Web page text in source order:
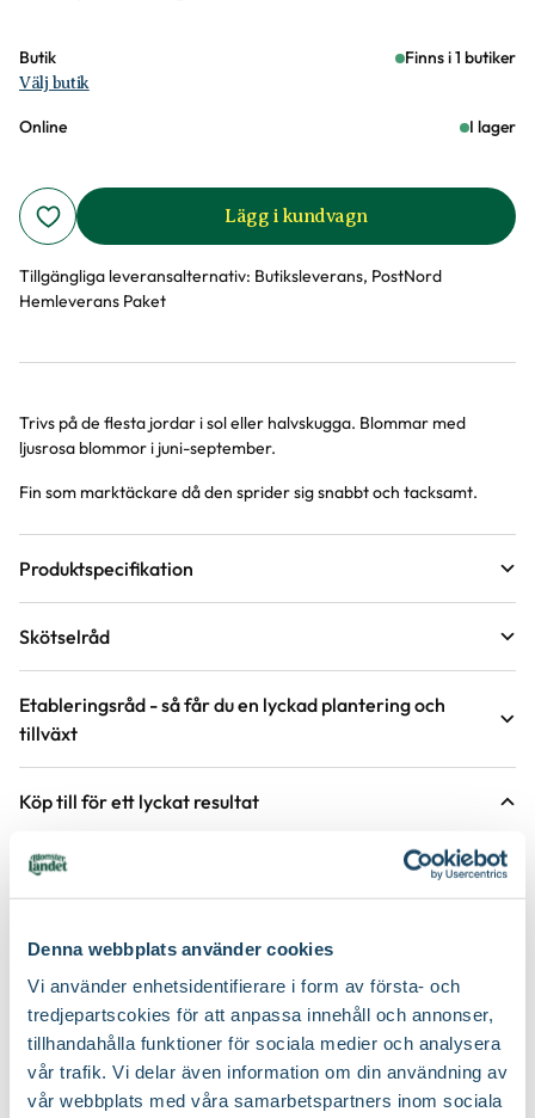
Denna webbplats använder cookies
Vi använder enhetsidentifierare i form av första- och
tredjepartscokies för att anpassa innehåll och annonser,
tillhandahålla funktioner för sociala medier och analysera
vår trafik. Vi delar även information om din användning av
vår webbplats med våra samarbetspartners inom sociala
Butik Finns i 1 butiker
Välj butik
Online I lager
Lägg i kundvagn
Tillgängliga leveransalternativ: Butiksleverans, PostNord
Hemleverans Paket
Produktinformation
Trivs på de flesta jordar i sol eller halvskugga. Blommar med
ljusrosa blommor i juni-september.
Fin som marktäckare då den sprider sig snabbt och tacksamt.
Produktspecifikation
Krukstorlek
Höjd på trädgårdsväxter
Växtsätt
Blomfärg Rosa
Bladfärg
Utmärkande egenskaper För pollinatörer, Lång blomningstid,
Lättskött
Certifiering Svenskt Sigill, Från Sverige Vad betyder märkningen?
Skötselråd
Läge Sol till halvskugga
Vad betyder övervintringsförmåga?
Antal per kvm 5 plantor
Jordmån Mullrik jord, Näringsrik jord, Väldränerad jord
Jordprodukter Planteringsjord
Beskärningssätt Beskär ner till marknivå
Beskärningstid På våren
Etableringsråd - så får du en lyckad plantering och
tillväxt
torra perioder.
Håll rabatten fri från ogräs för att underlätta etablering.
Gödsla inte nyplanterade rabatter första året, följande år efter
Köp till för ett lyckat resultat
2 för 170:- 2 för 99:-